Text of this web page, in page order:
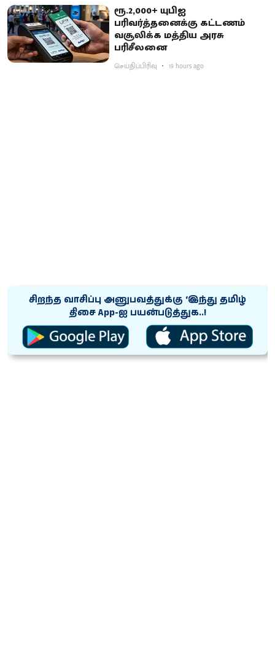
ரூ.2,000+ யுபிஐ
பரிவர்த்தனைக்கு கட்டணம்
வசூலிக்க மத்திய அரசு
பரிசீலனை
செய்திப்பிரிவு 19 hours ago
சிறந்த வாசிப்பு அனுபவத்துக்கு ‘இந்து தமிழ்
திசை App-ஐ பயன்படுத்துக..!